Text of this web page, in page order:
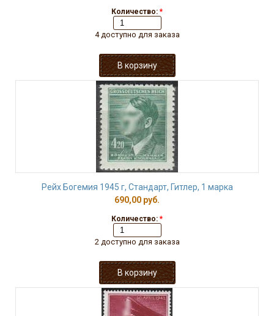
Количество: *
4 доступно для заказа
Рейх Богемия 1945 г, Стандарт, Гитлер, 1 марка
690,00 руб.
Количество: *
2 доступно для заказа